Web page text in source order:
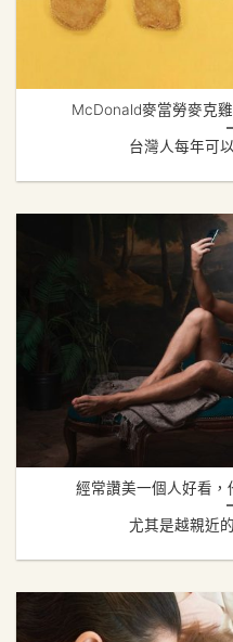
McDonald麥當勞麥克
台灣人每年可
經常讚美一個人好看，
尤其是越親近